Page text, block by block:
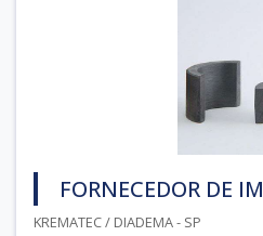
FORNECEDOR DE
KREMATEC / DIADEMA - SP